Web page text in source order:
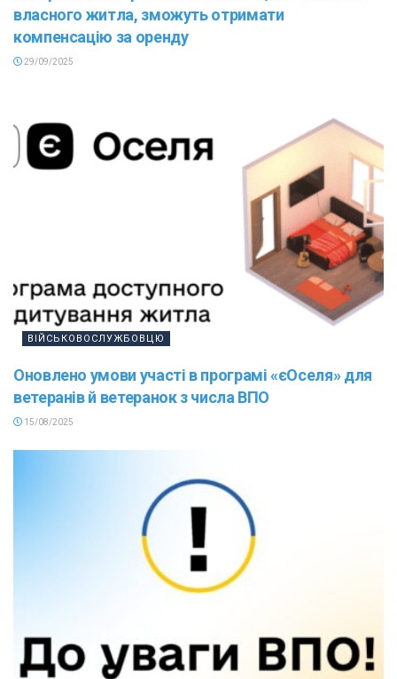
власного житла, зможуть отримати
компенсацію за оренду
29/09/2025
ВІЙСЬКОВОСЛУЖБОВЦЮ
Оновлено умови участі в програмі «єОселя» для
ветеранів й ветеранок з числа ВПО
15/08/2025